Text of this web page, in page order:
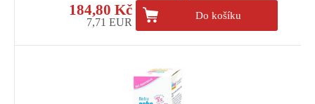
184,80 Kč
7,71 EUR
Do košíku